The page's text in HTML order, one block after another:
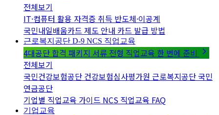
전체보기
IT·컴퓨터 활용 자격증 취득 반도체·이공계
국민내일배움카드 제도 안내 카드 발급 방법
근로복지공단 D-9 NCS 직업교육
4대공단 합격 패키지 서류 전형 직업교육 한 번에 준비
전체보기
국민건강보험공단 건강보험심사평가원 근로복지공단 국민
연금공단
기업별 직업교육 가이드 NCS 직업교육 FAQ
기업교육